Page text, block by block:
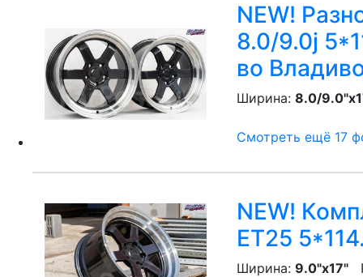
NEW!
8.0/9.0j
во
Ширина: 8.0/
Смотреть ещё 17
NEW!
ET25
Ширина: 9.0"x17"